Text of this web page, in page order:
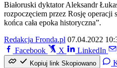
Białoruski dyktator Aleksandr
rozpoczęciem przez Rosję operacji
końca cała epoka historyczna”.
Redakcja Fronda.pl 07.04.2022
Facebook
X LinkedIn
Kopiuj link Skopiowano